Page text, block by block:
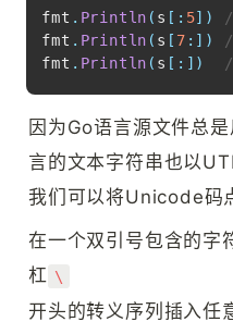
fmt . Println ( s [ : 5] )
fmt . Println ( s [ 7 : ] )
fmt . Println ( s [ : ] )
因为Go语言源文件总
言的文本字符串也以
我们可以将Unicode码
在一个双引号包含的字
杠 \
开头的转义序列插入任